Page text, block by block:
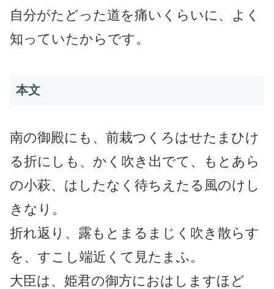
自分がたどった道を痛いくらいに、よく
知っていたからです。
本文
南の御殿にも、前栽つくろはせたまひけ
る折にしも、かく吹き出でて、もとあら
の小萩、はしたなく待ちえたる風のけし
きなり。
折れ返り、露もとまるまじく吹き散らす
を、すこし端近くて見たまふ。
大臣は、姫君の御方におはしますほど